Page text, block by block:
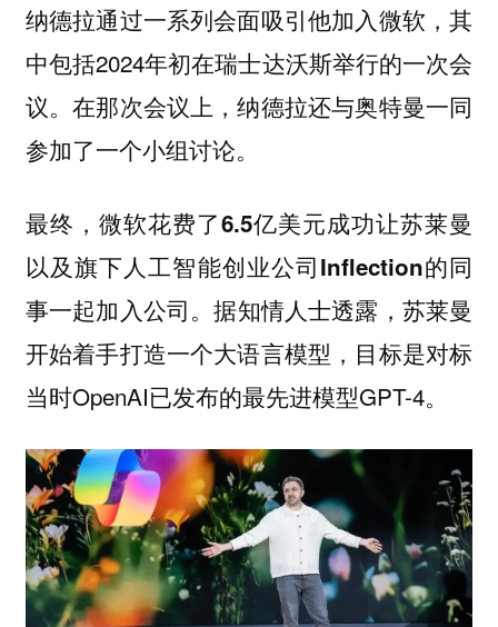
纳德拉通过一系列会面吸引他加入微软，其
中包括2024年初在瑞士达沃斯举行的一次会
议。在那次会议上，纳德拉还与奥特曼一同
参加了一个小组讨论。
最终，微软花费了6.5亿美元成功让苏莱曼
以及旗下人工智能创业公司Inflection的同
事一起加入公司。据知情人士透露，苏莱曼
开始着手打造一个大语言模型，目标是对标
当时OpenAI已发布的最先进模型GPT-4。